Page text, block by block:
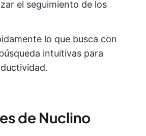
el seguimiento de los
lo que busca con
intuitivas para
de Nuclino